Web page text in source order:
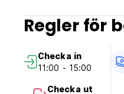
Regler för
Checka in
11:00 - 15:00
Checka ut